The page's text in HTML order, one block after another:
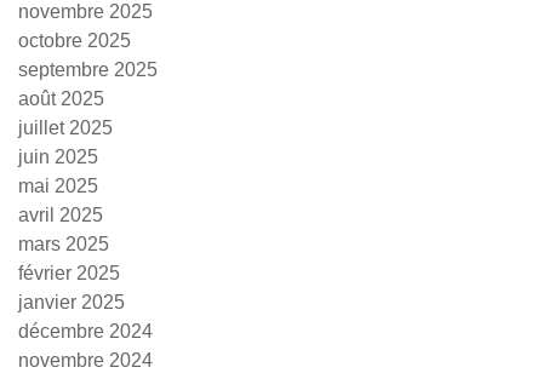
novembre 2025
octobre 2025
septembre 2025
août 2025
juillet 2025
juin 2025
mai 2025
avril 2025
mars 2025
février 2025
janvier 2025
décembre 2024
novembre 2024